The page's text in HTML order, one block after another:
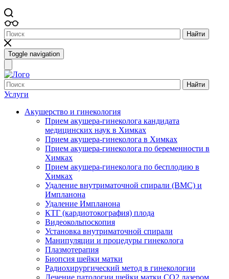
Найти
Toggle navigation
Найти
Услуги
Акушерство и гинекология
Прием акушера-гинеколога кандидата
медицинских наук в Химках
Прием акушера-гинеколога в Химках
Прием акушера-гинеколога по беременности в
Химках
Прием акушера-гинеколога по бесплодию в
Химках
Удаление внутриматочной спирали (ВМС) и
Импланона
Удаление Импланона
КТГ (кардиотокография) плода
Видеокольпоскопия
Установка внутриматочной спирали
Манипуляции и процедуры гинеколога
Плазмотерапия
Биопсия шейки матки
Радиохирургический метод в гинекологии
Лечение патологии шейки матки CO2 лазером